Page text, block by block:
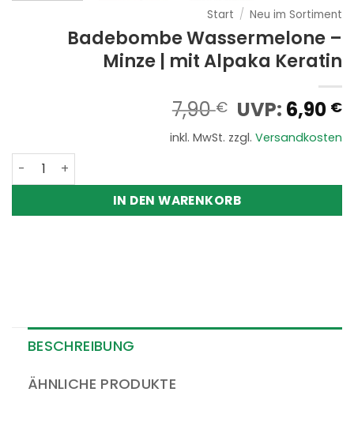
Start / Neu im Sortiment
Badebombe Wassermelone –
Minze | mit Alpaka Keratin
7,90€
Preis
war:
UVP: 6,90 €
inkl. MwSt. zzgl. Versandkosten
Badebombe Wassermelone - Minze | mit Alpaka Keratin
IN DEN WARENKORB
BESCHREIBUNG
ÄHNLICHE PRODUKTE